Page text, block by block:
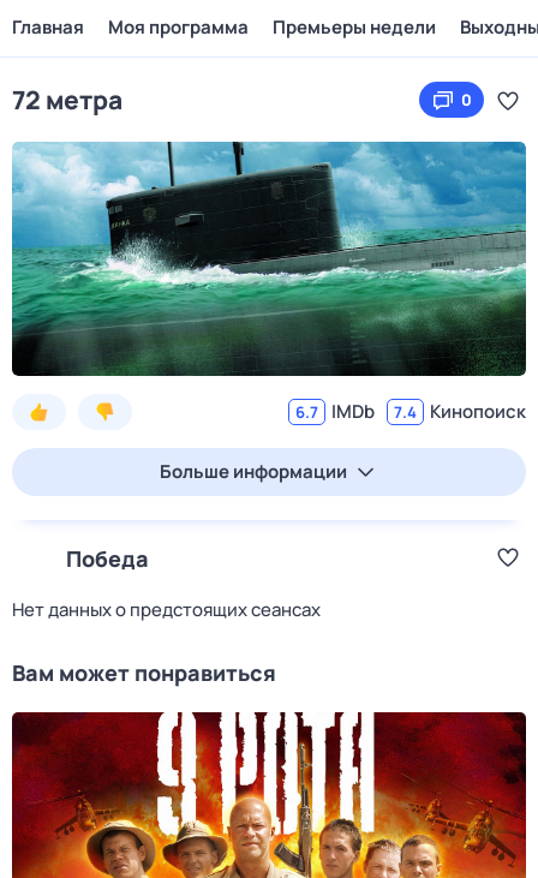
Главная Моя программа Премьеры недели
72 метра 0
6.7 IMDb 7.4 Кинопоиск
Больше информации
Победа
Нет данных о предстоящих сеансах
Вам может понравиться